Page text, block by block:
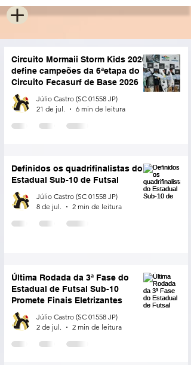
Circuito Mormaii Storm Kids 2026
define campeões da 6ªetapa do
Circuito Fecasurf de Base 2026
Júlio Castro (SC 01558 JP)
21 de jul.
6 min de leitura
Definidos os quadrifinalistas do
Estadual Sub-10 de Futsal
Júlio Castro (SC 01558 JP)
8 de jul.
2 min de leitura
Última Rodada da 3ª Fase do
Estadual de Futsal Sub-10
Promete Finais Eletrizantes
Júlio Castro (SC 01558 JP)
2 de jul.
2 min de leitura